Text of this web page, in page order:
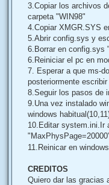
3.Copiar los archivos
carpeta "WIN98"
4.Copiar XMGR.SYS
5.Abrir config.sys y
6.Borrar en config.sys
6.Reiniciar el pc en
7. Esperar a que ms-
posteriormente
8.Seguir los pasos de
9.Una vez instalado
windows
10.Editar system.ini.Ir
11.Reinicar en
CREDITOS
Quiero dar las gracias